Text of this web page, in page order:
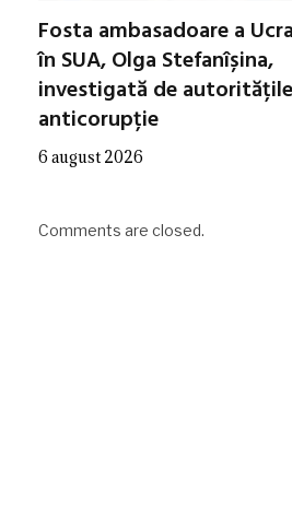
Fosta ambasadoare a
în SUA, Olga Stefanîșina,
investigată de autoritățile
anticorupție
6 august 2026
Comments are closed.